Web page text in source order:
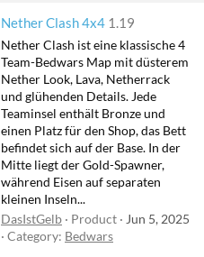
Nether Clash 4x4 1.19
Nether Clash ist eine klassische 4
Team-Bedwars Map mit düsterem
Nether Look, Lava, Netherrack
und glühenden Details. Jede
Teaminsel enthält Bronze und
einen Platz für den Shop, das Bett
befindet sich auf der Base. In der
Mitte liegt der Gold-Spawner,
während Eisen auf separaten
kleinen Inseln...
DasIstGelb
Product
Jun 5, 2025
Category: Bedwars